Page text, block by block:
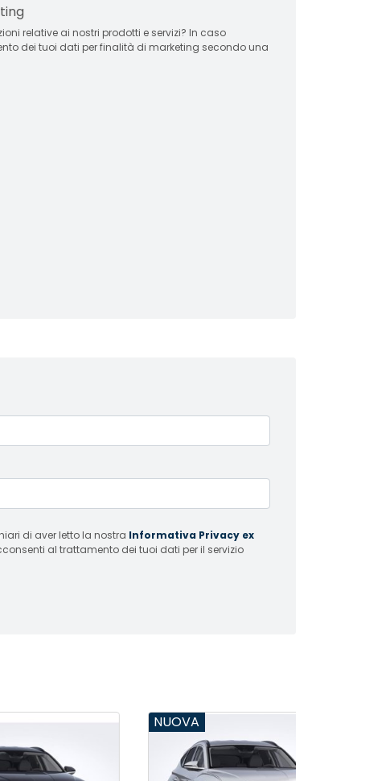
ai nostri prodotti e servizi? In caso
dei tuoi dati per finalità di marketing secondo una
di aver letto la nostra Informativa Privacy ex
al trattamento dei tuoi dati per il servizio